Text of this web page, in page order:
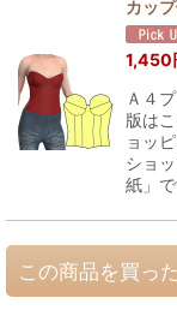
カッ
1,450
Ａ４
版は
ョッ
ショ
紙」
この商品を買っ